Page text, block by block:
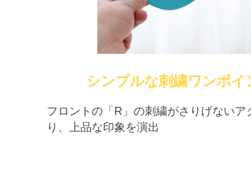
シンプルな刺繍ワンポイ
フロントの「R」の刺繍がさりげないア
り、上品な印象を演出